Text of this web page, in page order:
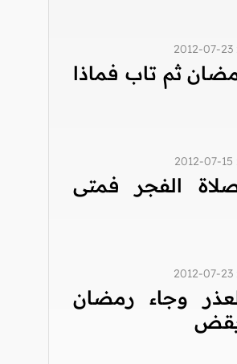
ثم تاب فماذا
الفجر فمتى
وجاء رمضان
يقض